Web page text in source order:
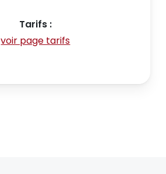
Tarifs :
voir page tarifs